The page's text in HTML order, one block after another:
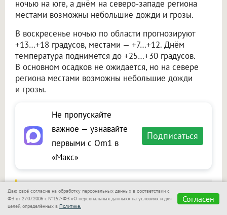
ночью на юге, а днём на северо-западе региона
местами возможны небольшие дожди и грозы.
В воскресенье ночью по области прогнозируют
+13…+18 градусов, местами — +7…+12. Днём
температура поднимется до +25…+30 градусов.
В основном осадков не ожидается, но на севере
региона местами возможны небольшие дожди
и грозы.
Не пропускайте
важное — узнавайте
первыми с Om1 в
«Макс»
Подписаться
Читайте также на портале Om1.ru
В Новосибирске начинается неделя дождей:
Даю своё согласие на обработку персональных данных в соответствии с
ФЗ от 27.07.2006 г. №152-ФЗ «О персональных данных» на условиях и для
целей, определённых в Политике.
Согласен